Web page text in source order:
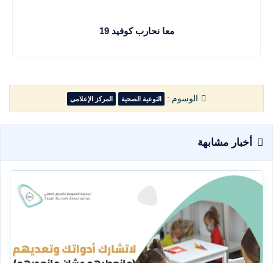
معا نحارب كوفيد 19
الوسوم : التوعية الصحية المركز الإعلامى
أخبار مشابهة